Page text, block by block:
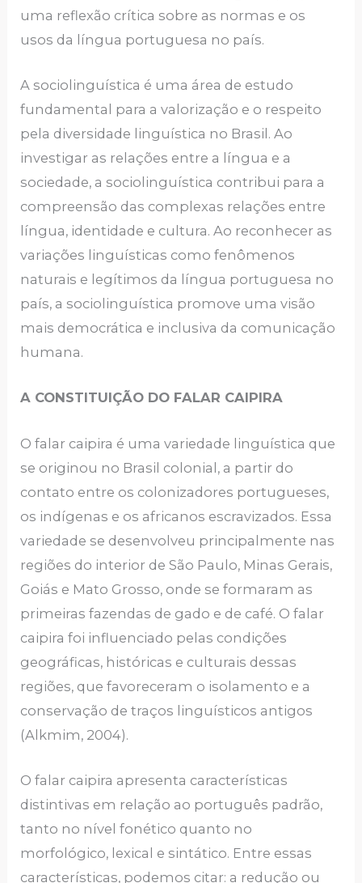
uma reflexão crítica sobre as normas e os
usos da língua portuguesa no país.
A sociolinguística é uma área de estudo
fundamental para a valorização e o respeito
pela diversidade linguística no Brasil. Ao
investigar as relações entre a língua e a
sociedade, a sociolinguística contribui para a
compreensão das complexas relações entre
língua, identidade e cultura. Ao reconhecer as
variações linguísticas como fenômenos
naturais e legítimos da língua portuguesa no
país, a sociolinguística promove uma visão
mais democrática e inclusiva da comunicação
humana.
A CONSTITUIÇÃO DO FALAR CAIPIRA
O falar caipira é uma variedade linguística que
se originou no Brasil colonial, a partir do
contato entre os colonizadores portugueses,
os indígenas e os africanos escravizados. Essa
variedade se desenvolveu principalmente nas
regiões do interior de São Paulo, Minas Gerais,
Goiás e Mato Grosso, onde se formaram as
primeiras fazendas de gado e de café. O falar
caipira foi influenciado pelas condições
geográficas, históricas e culturais dessas
regiões, que favoreceram o isolamento e a
conservação de traços linguísticos antigos
(Alkmim, 2004).
O falar caipira apresenta características
distintivas em relação ao português padrão,
tanto no nível fonético quanto no
morfológico, lexical e sintático. Entre essas
características, podemos citar: a redução ou